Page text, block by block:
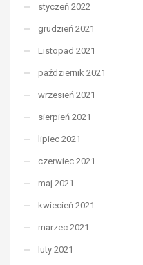
styczeń 2022
grudzień 2021
Listopad 2021
październik 2021
wrzesień 2021
sierpień 2021
lipiec 2021
czerwiec 2021
maj 2021
kwiecień 2021
marzec 2021
luty 2021